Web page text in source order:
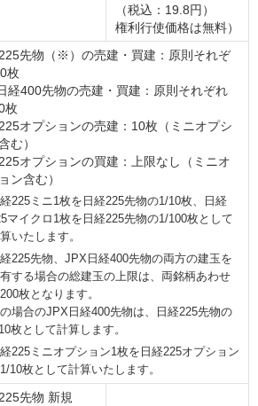
（税込：19.8円）
権利行使価格は無料）
先物（※）の売建・買建：原則それぞ
枚
経400先物の売建・買建：原則それぞれ
枚
オプションの売建：10枚（ミニオプシ
む）
オプションの買建：上限なし（ミニオ
ン含む）
経225ミニ1枚を日経225先物の1/10枚、日経
マイクロ1枚を日経225先物の1/100枚として
いたします。
経225先物、JPX日経400先物の両方の建玉を
する場合の総建玉の上限は、両銘柄あわせ
枚となります。
場合のJPX日経400先物は、日経225先物の
枚として計算します。
経225ミニオプション1枚を日経225オプション
10枚として計算いたします。
先物 新規